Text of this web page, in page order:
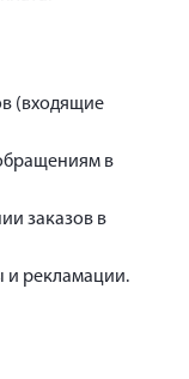
(входящие
в
заказов в
и рекламации.